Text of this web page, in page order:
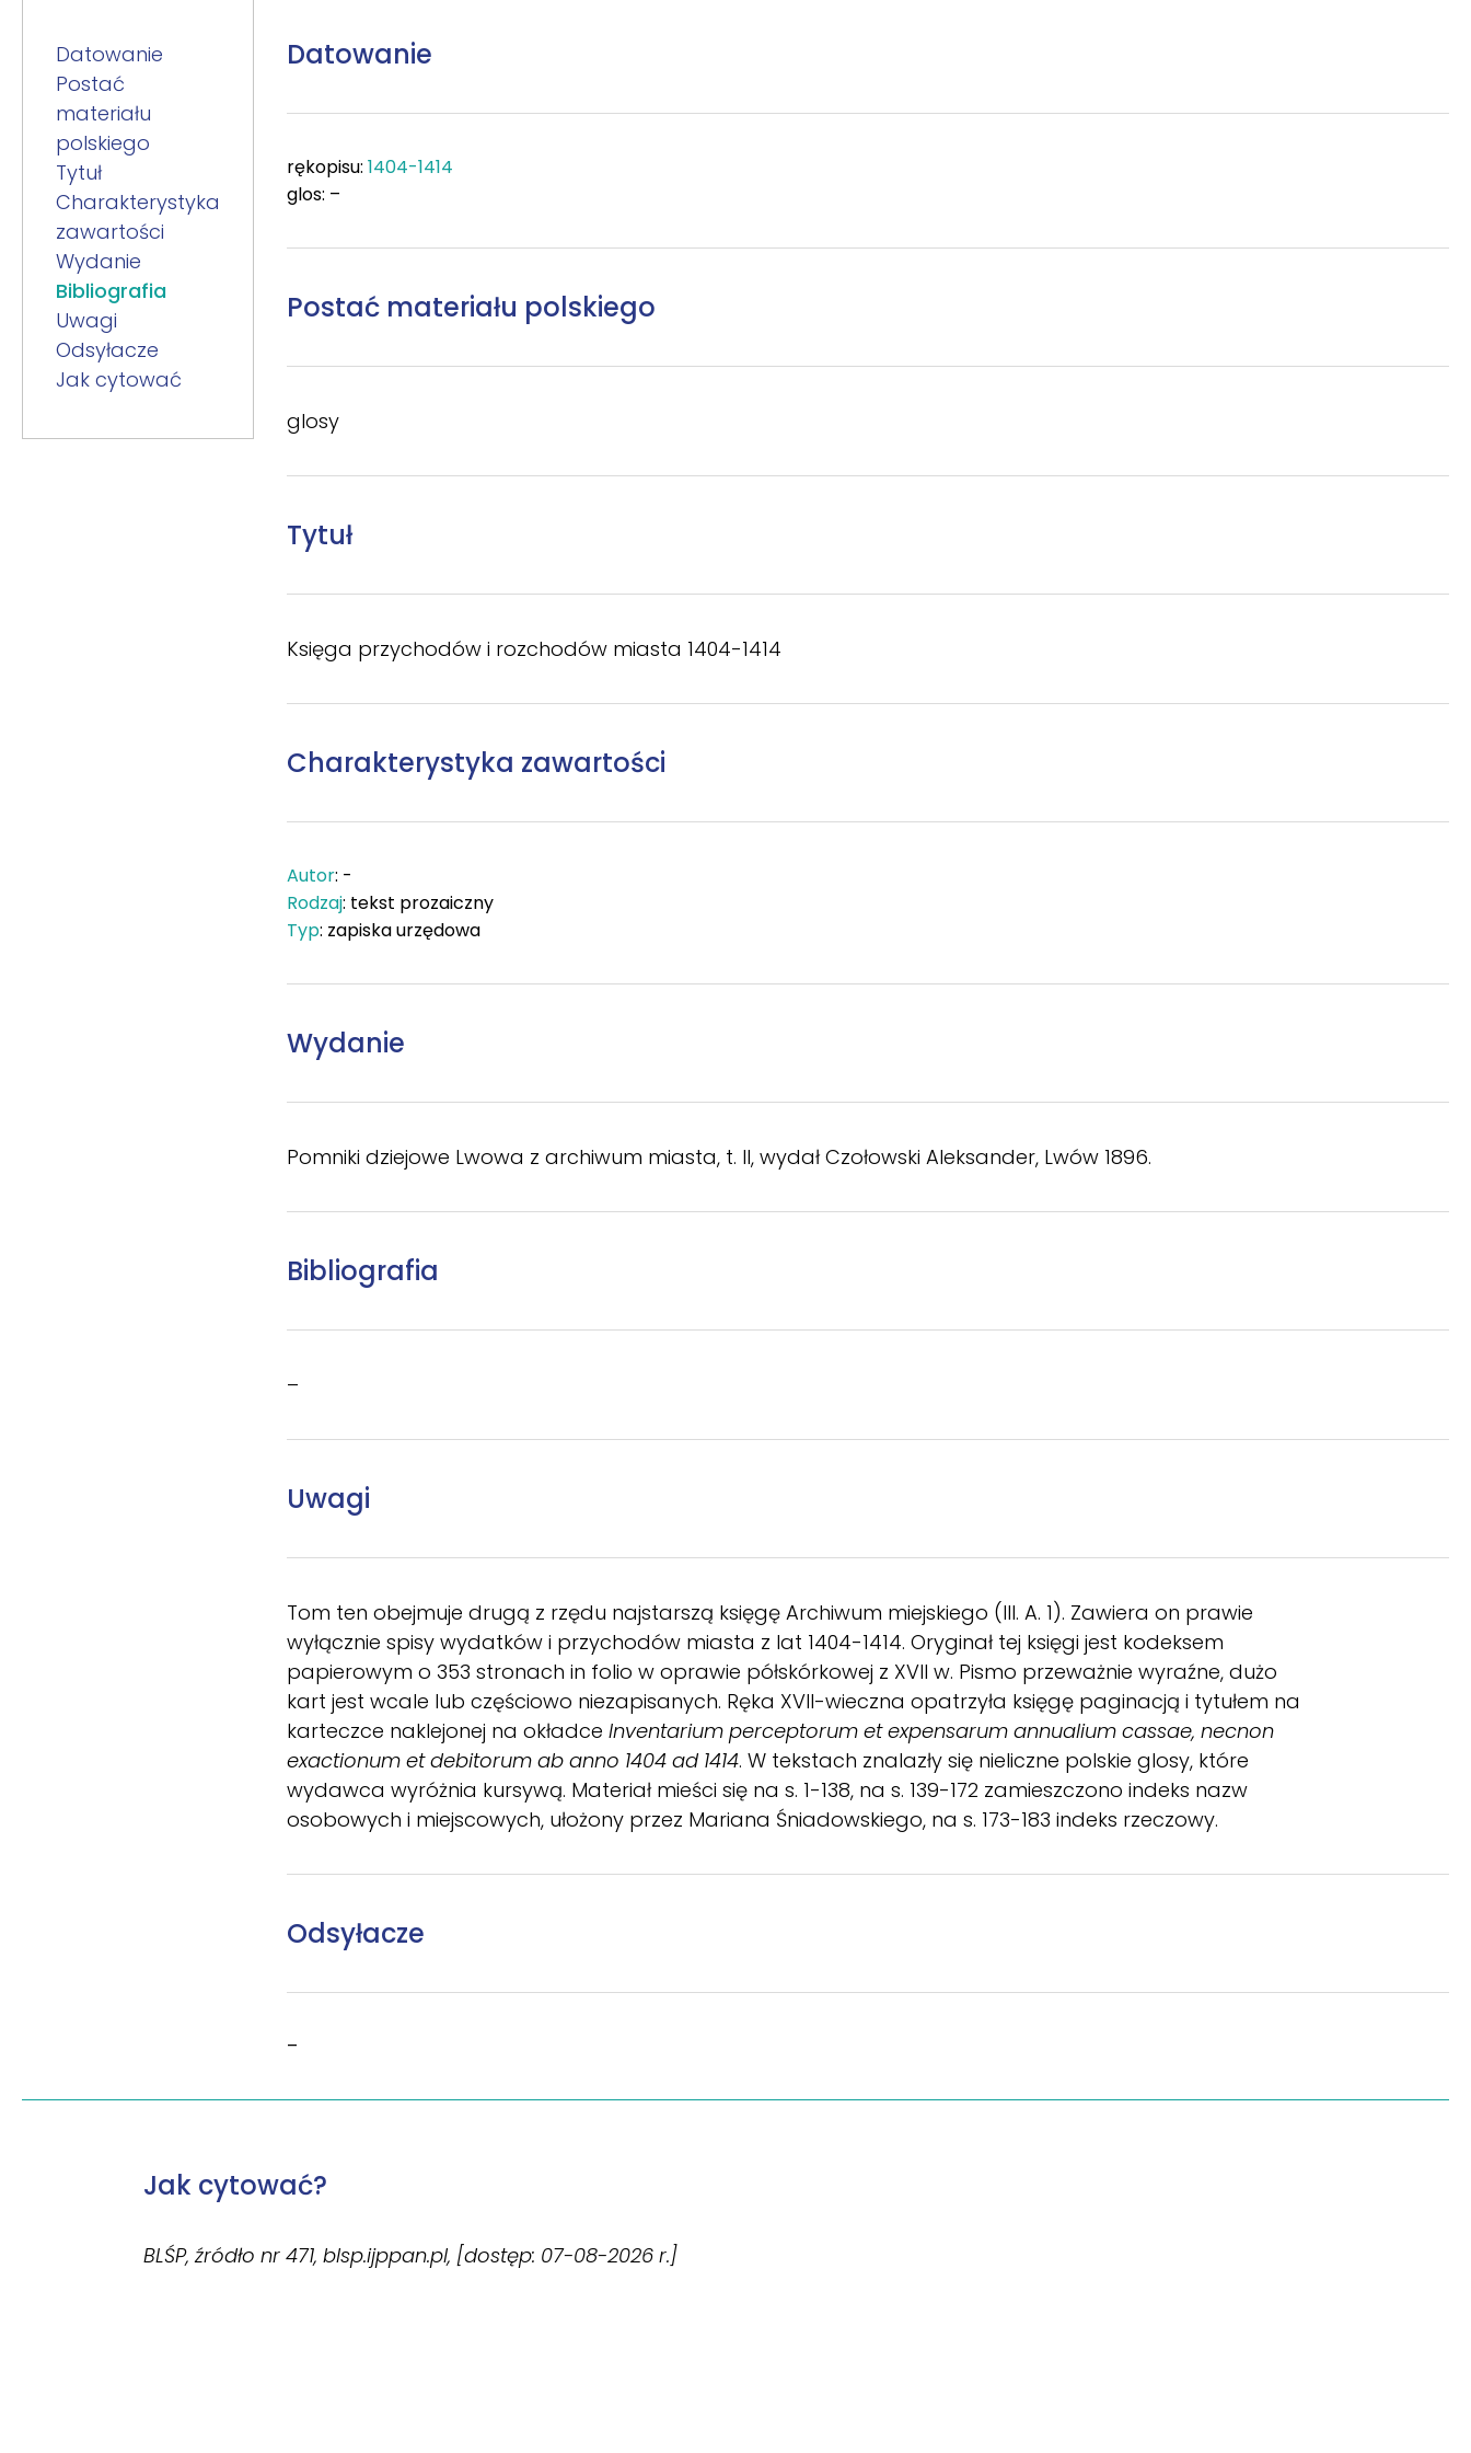
Datowanie
Postać
materiału
polskiego
Tytuł
Charakterystyka
zawartości
Wydanie
Bibliografia
Uwagi
Odsyłacze
Jak cytować
Datowanie
rękopisu: 1404-1414
glos: –
Postać materiału polskiego
glosy
Tytuł
Księga przychodów i rozchodów miasta 1404-1414
Charakterystyka zawartości
Autor: -
Rodzaj: tekst prozaiczny
Typ: zapiska urzędowa
Wydanie
Pomniki dziejowe Lwowa z archiwum miasta, t. II, wydał Czołowski Aleksander, Lwów 1896.
Bibliografia
–
Uwagi
Tom ten obejmuje drugą z rzędu najstarszą księgę Archiwum miejskiego (III. A. 1). Zawiera on prawie
wyłącznie spisy wydatków i przychodów miasta z lat 1404-1414. Oryginał tej księgi jest kodeksem
papierowym o 353 stronach in folio w oprawie półskórkowej z XVII w. Pismo przeważnie wyraźne, dużo
kart jest wcale lub częściowo niezapisanych. Ręka XVII-wieczna opatrzyła księgę paginacją i tytułem na
karteczce naklejonej na okładce Inventarium perceptorum et expensarum annualium cassae, necnon
exactionum et debitorum ab anno 1404 ad 1414. W tekstach znalazły się nieliczne polskie glosy, które
wydawca wyróżnia kursywą. Materiał mieści się na s. 1-138, na s. 139-172 zamieszczono indeks nazw
osobowych i miejscowych, ułożony przez Mariana Śniadowskiego, na s. 173-183 indeks rzeczowy.
Odsyłacze
–
Jak cytować?
BLŚP, źródło nr 471, blsp.ijppan.pl, [dostęp: 07-08-2026 r.]